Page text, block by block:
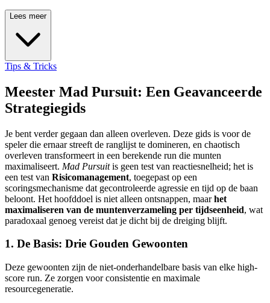
Lees meer
Tips & Tricks
Meester Mad Pursuit: Een Geavanceerde
Strategiegids
Je bent verder gegaan dan alleen overleven. Deze gids is voor de
speler die ernaar streeft de ranglijst te domineren, en chaotisch
overleven transformeert in een berekende run die munten
maximaliseert. Mad Pursuitis geen test van reactiesnelheid; het is
een test van Risicomanagement, toegepast op een
scoringsmechanisme dat gecontroleerde agressie en tijd op de baan
beloont. Het hoofddoel is niet alleen ontsnappen, maarhet
maximaliseren van de muntenverzameling per tijdseenheid, wat
paradoxaal genoeg vereist dat je dicht bij de dreiging blijft.
1. De Basis: Drie Gouden Gewoonten
Deze gewoonten zijn de niet-onderhandelbare basis van elke high-
score run. Ze zorgen voor consistentie en maximale
resourcegeneratie.